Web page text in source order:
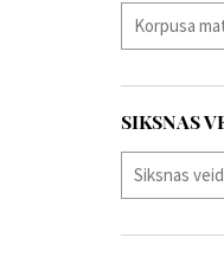
Plein
Rotary
Sector
SIKSNAS